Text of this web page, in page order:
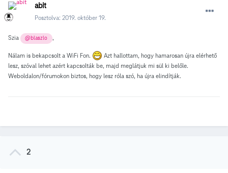
abit
Posztolva: 2019. október 19.
Szia @blaszlo ,
Nálam is bekapcsolt a WiFi Fon.
Azt hallottam, hogy hamarosan újra elérhető
lesz, szóval lehet azért kapcsolták be, majd meglátjuk mi sül ki belőle.
Weboldalon/fórumokon biztos, hogy lesz róla szó, ha újra elindítják.
2